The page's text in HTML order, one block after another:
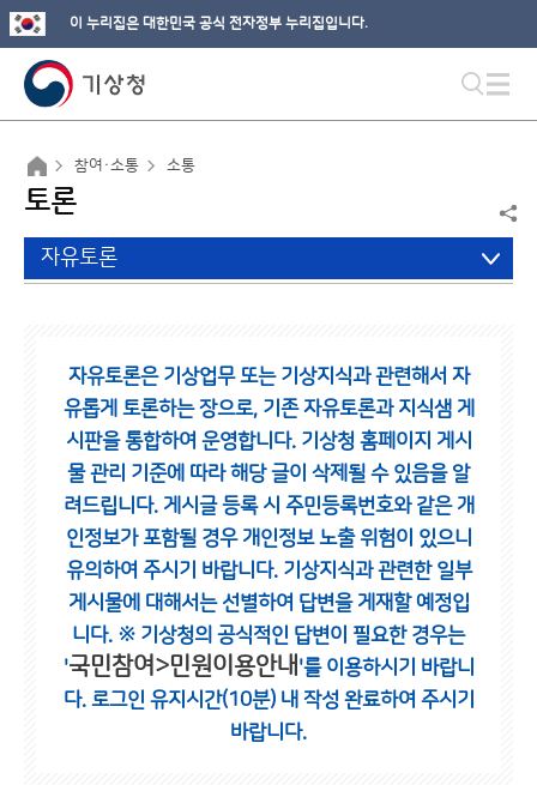
이 누리집은 대한민국 공식 전자정부 누리집입니다.
참여·소통 소통
토론
자유토론
자유토론은 기상업무 또는 기상지식과 관련해서 자
유롭게 토론하는 장으로, 기존 자유토론과 지식샘 게
시판을 통합하여 운영합니다. 기상청 홈페이지 게시
물 관리 기준에 따라 해당 글이 삭제될 수 있음을 알
려드립니다. 게시글 등록 시 주민등록번호와 같은 개
인정보가 포함될 경우 개인정보 노출 위험이 있으니
유의하여 주시기 바랍니다. 기상지식과 관련한 일부
게시물에 대해서는 선별하여 답변을 게재할 예정입
니다. ※ 기상청의 공식적인 답변이 필요한 경우는
'국민참여>민원이용안내 '를 이용하시기 바랍니
다. 로그인 유지시간(10분) 내 작성 완료하여 주시기
바랍니다.